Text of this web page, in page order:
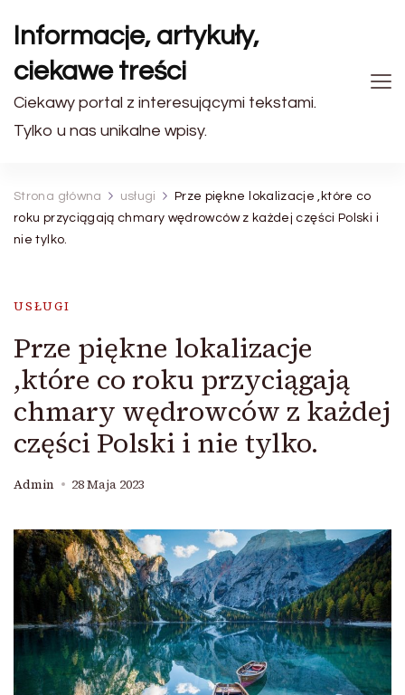
Informacje, artykuły,
ciekawe treści
Ciekawy portal z interesującymi tekstami.
Tylko u nas unikalne wpisy.
Strona główna usługi
Prze piękne lokalizacje ,które co
roku przyciągają chmary wędrowców z każdej części Polski i
nie tylko.
USŁUGI
Prze piękne lokalizacje
,które co roku przyciągają
chmary wędrowców z każdej
części Polski i nie tylko.
Admin 28 Maja 2023